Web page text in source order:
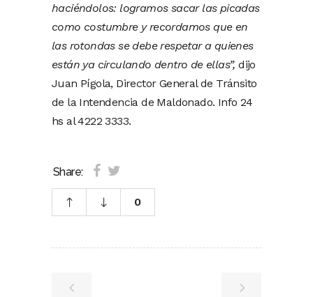
haciéndolos: logramos sacar las picadas
como costumbre y recordamos que en
las rotondas se debe respetar a quienes
están ya circulando dentro de ellas”,dijo
Juan Pígola, Director General de Tránsito
de la Intendencia de Maldonado. Info 24
hs al 4222 3333.
Share:
0